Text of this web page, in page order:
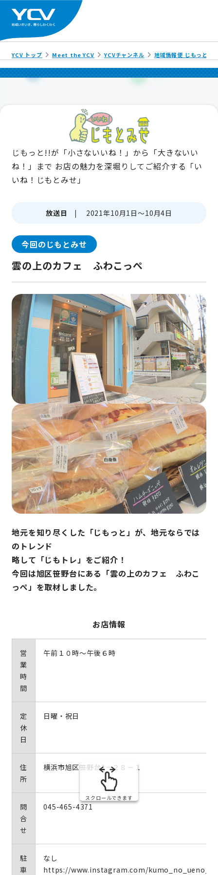
YCV トップ Meet the YCV YCVチャンネル 地域情報便 じもっと!!
じもっと!!が「小さないいね！」から「大きないい
ね！」まで お店の魅力を深堀りしてご紹介する「い
いね！じもとみせ」
放送日 | 2021年10月1日～10月4日
今回のじもとみせ
雲の上のカフェ ふわこっぺ
地元を知り尽くした「じもっと」が、地元ならでは
のトレンド
略して「じもトレ」をご紹介！
今回は旭区笹野台にある「雲の上のカフェ ふわこ
っぺ」を取材しました。
お店情報
営
業
時
間
午前１０時～午後６時
定
休
日
日曜・祝日
住
所
横浜市旭区笹野台1－２８－１
問
合
せ
045-465-4371
駐
車
なし
https://www.instagram.com/
スクロールできます